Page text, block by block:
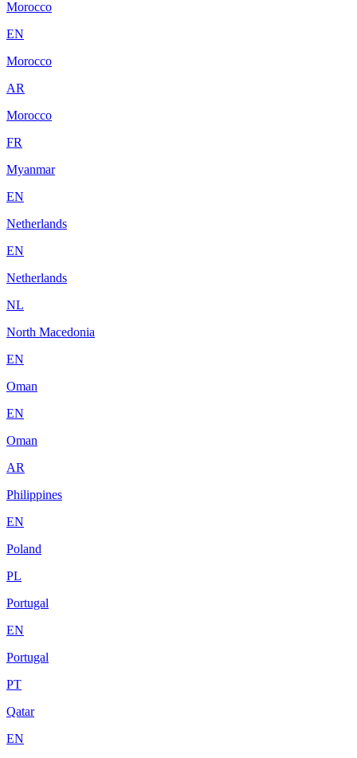
Morocco
EN
Morocco
AR
Morocco
FR
Myanmar
EN
Netherlands
EN
Netherlands
NL
North Macedonia
EN
Oman
EN
Oman
AR
Philippines
EN
Poland
PL
Portugal
EN
Portugal
PT
Qatar
EN